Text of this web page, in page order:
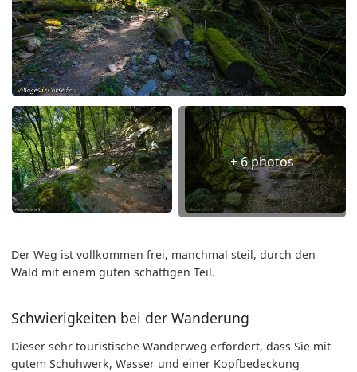
+ 6 photos
Der Weg ist vollkommen frei, manchmal steil, durch den
Wald mit einem guten schattigen Teil.
Schwierigkeiten bei der Wanderung
Dieser sehr touristische Wanderweg erfordert, dass Sie mit
gutem Schuhwerk, Wasser und einer Kopfbedeckung